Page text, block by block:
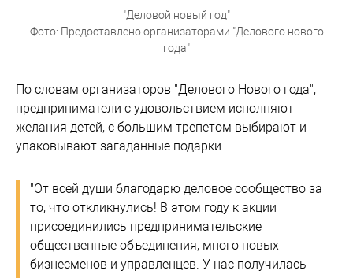
"Деловой новый год"
Фото: Предоставлено организаторами "Делового нового
года"
По словам организаторов "Делового Нового года",
предприниматели с удовольствием исполняют
желания детей, с большим трепетом выбирают и
упаковывают загаданные подарки.
"От всей души благодарю деловое сообщество за
то, что откликнулись! В этом году к акции
присоединились предпринимательские
общественные объединения, много новых
бизнесменов и управленцев. У нас получилась